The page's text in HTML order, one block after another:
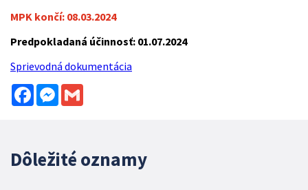
MPK končí: 08.03.2024
Predpokladaná účinnosť: 01.07.2024
Sprievodná dokumentácia
FacebookMessenger
Dôležité oznamy